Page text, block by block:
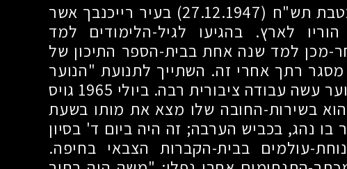
תש"ח (27.12.1947)
בעיר רייכנבך אשר
לארץ. בהגיעו לגיל-הלימודים למד
מכן למד שנה אחת בבית-הספר התיכון של
רתך אחרי זה. השתייך לתנועת "הנוער
עשה עבודה ציבורית רבה. ביולי 1965 גויס
בשירות-החובה שלו מצא את מותו בשעת
בו נהג, בכביש הערבה; זה היה ביום ד' בסיון
עולמים בבית-הקברות הצבאי בחיפה.